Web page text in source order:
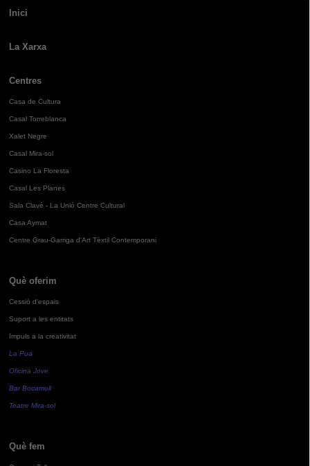
Inici
La Xarxa
Centres
Casa de Cultura
Casal Torreblanca
Xalet Negre
Casal Mira-sol
Casino La Floresta
Casal Les Planes
Sala Clavé - La Unió Centre Cultural
Casa Aymat
Centre Grau-Garriga d'Art Tèxtil Contemporani
Què oferim
Cessió d'espais
Suport a les entitats
Impuls a la creativitat
La Pua
Oficina Jove
Bar Bocamoll
Teatre Mira-sol
Què fem